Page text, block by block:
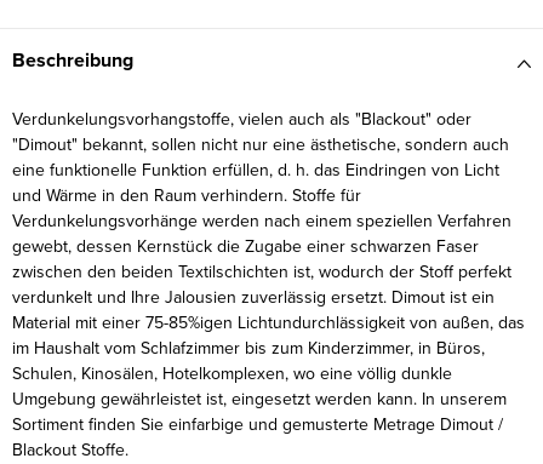
Beschreibung
Verdunkelungsvorhangstoffe, vielen auch als "Blackout" oder
"Dimout" bekannt, sollen nicht nur eine ästhetische, sondern auch
eine funktionelle Funktion erfüllen, d. h. das Eindringen von Licht
und Wärme in den Raum verhindern. Stoffe für
Verdunkelungsvorhänge werden nach einem speziellen Verfahren
gewebt, dessen Kernstück die Zugabe einer schwarzen Faser
zwischen den beiden Textilschichten ist, wodurch der Stoff perfekt
verdunkelt und Ihre Jalousien zuverlässig ersetzt. Dimout ist ein
Material mit einer 75-85%igen Lichtundurchlässigkeit von außen, das
im Haushalt vom Schlafzimmer bis zum Kinderzimmer, in Büros,
Schulen, Kinosälen, Hotelkomplexen, wo eine völlig dunkle
Umgebung gewährleistet ist, eingesetzt werden kann. In unserem
Sortiment finden Sie einfarbige und gemusterte Metrage Dimout /
Blackout Stoffe.